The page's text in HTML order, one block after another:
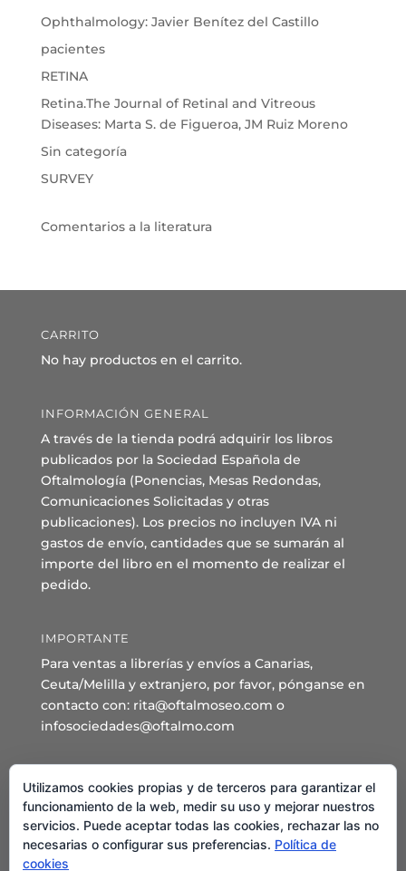
Ophthalmology: Javier Benítez del Castillo
pacientes
RETINA
Retina.The Journal of Retinal and Vitreous
Diseases: Marta S. de Figueroa, JM Ruiz Moreno
Sin categoría
SURVEY
Comentarios a la literatura
CARRITO
No hay productos en el carrito.
INFORMACIÓN GENERAL
A través de la tienda podrá adquirir los libros
publicados por la Sociedad Española de
Oftalmología (Ponencias, Mesas Redondas,
Comunicaciones Solicitadas y otras
publicaciones). Los precios no incluyen IVA ni
gastos de envío, cantidades que se sumarán al
importe del libro en el momento de realizar el
pedido.
IMPORTANTE
Para ventas a librerías y envíos a Canarias,
Ceuta/Melilla y extranjero, por favor, pónganse en
contacto con: rita@oftalmoseo.com o
infosociedades@oftalmo.com
Sede Administrativa y Secretaría General
C/ Arcipreste de Hita 14 – 1º Derecha.
28015 – Madrid
Teléfono: 91 544 80 35 - 91 544 58 79
Utilizamos cookies propias y de terceros para garantizar el
funcionamiento de la web, medir su uso y mejorar nuestros
servicios. Puede aceptar todas las cookies, rechazar las no
necesarias o configurar sus preferencias. Política de
cookies